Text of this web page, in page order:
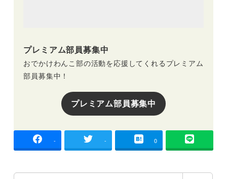
プレミアム部員募集中
おでかけわんこ部の活動を応援してくれるプレミアム
部員募集中！
プレミアム部員募集中
- - 0